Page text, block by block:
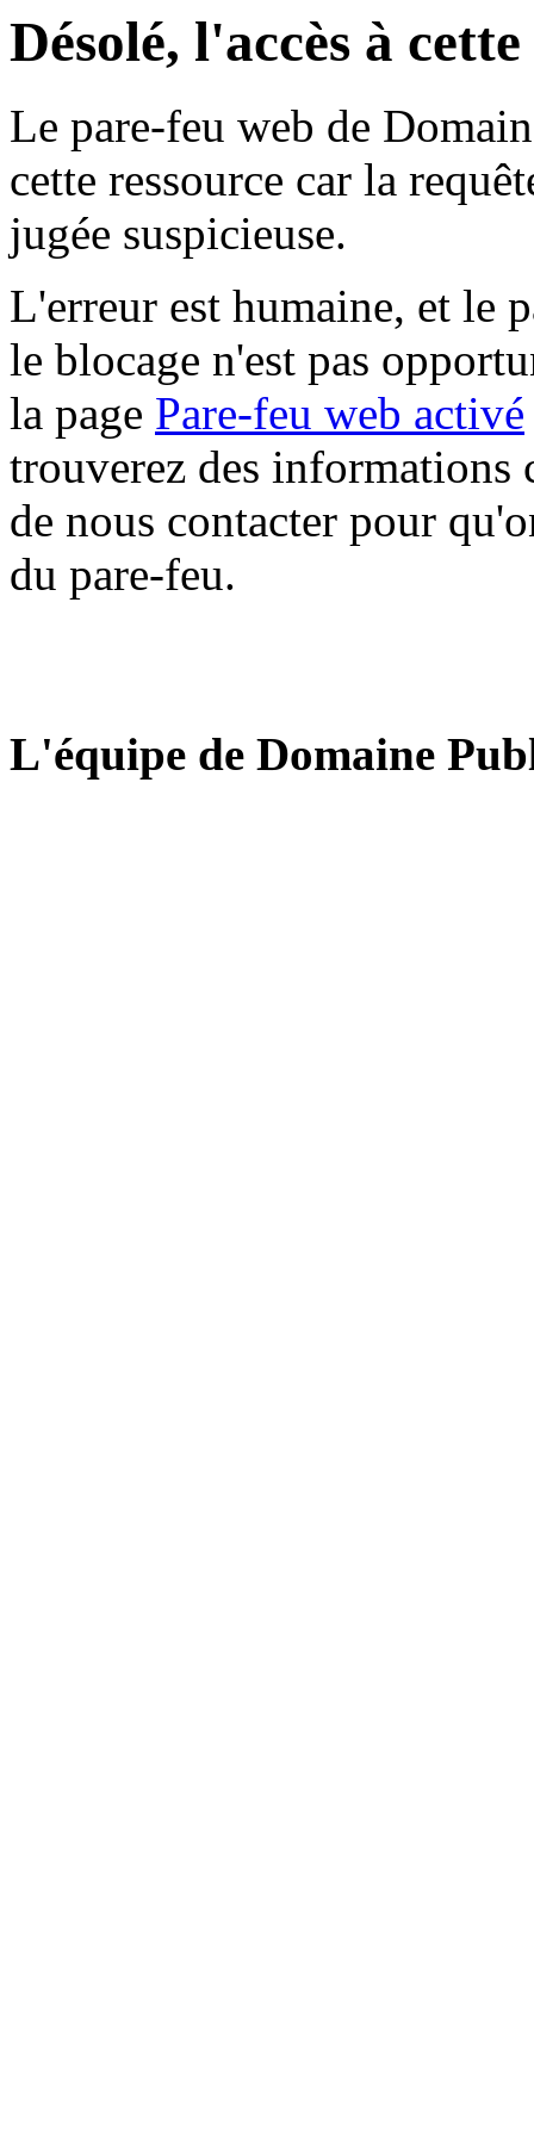
Désolé, l'accès à
Le pare-feu web de
cette ressource car la
jugée suspicieuse.
L'erreur est humaine, et le
le blocage n'est pas
la page Pare-feu web activé
trouverez des informations
de nous contacter pour
du pare-feu.
L'équipe de Domaine